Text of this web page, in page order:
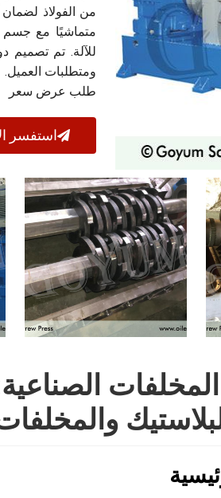
من الفولاذ
متماشيًا مع جسم
للآلة. تم تصميم
ومتطلبات العميل.
طلب عرض سعر
استفسر
البلاستيك